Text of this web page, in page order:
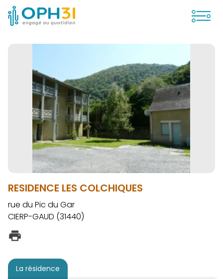
RESIDENCE LES COLCHIQUES
rue du Pic du Gar
CIERP-GAUD (31440)
La résidence